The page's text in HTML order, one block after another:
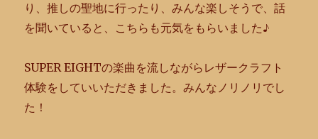
り、推しの聖地に行ったり、みんな楽しそうで、話
を聞いていると、 こちらも元気をもらいました♪
SUPER EIGHTの楽曲を流しながらレザークラフト
体験をしていいただきました。みんなノリノリでし
た！